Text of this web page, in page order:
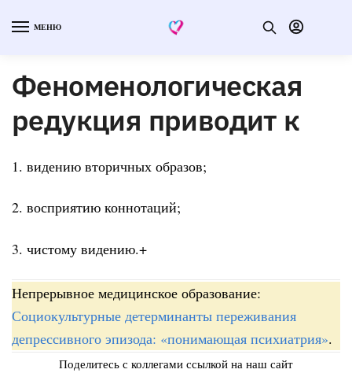
МЕНЮ
Феноменологическая
редукция приводит к
1. видению вторичных образов;
2. восприятию коннотаций;
3. чистому видению.+
Непрерывное медицинское образование:
Социокультурные детерминанты переживания
депрессивного эпизода: «понимающая психиатрия».
Поделитесь с коллегами ссылкой на наш сайт